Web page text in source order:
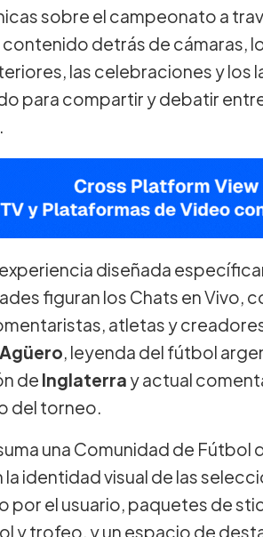
sobre el campeonato a
detrás de cámaras,
las celebraciones y los
para compartir y debatir
diseñada
figuran los Chats en Vivo,
atletas y
, leyenda del fútbol
de Inglaterra y actual
del torneo.
una Comunidad de Fútbol
identidad visual de las
por el usuario, paquetes de
y trofeo, y un espacio de